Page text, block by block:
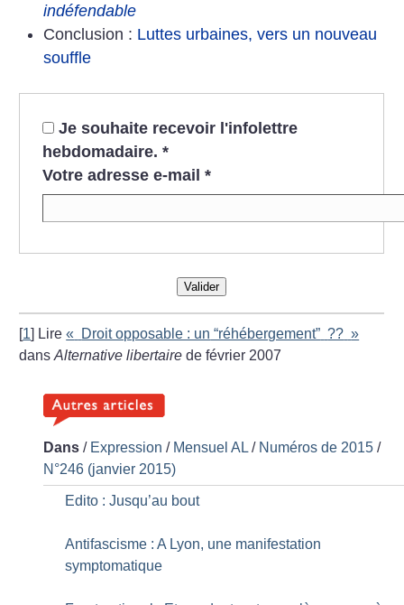
indéfendable
Conclusion : Luttes urbaines, vers un nouveau
souffle
Je souhaite recevoir l'infolettre
hebdomadaire. *
Votre adresse e-mail *
Valider
[1] Lire« Droit opposable : un “réhébergement” ?? »
dansAlternative libertaire de février 2007
Dans / Expression / Mensuel AL / Numéros de 2015 /
N°246 (janvier 2015)
Edito : Jusqu’au bout
Antifascisme : A Lyon, une manifestation
symptomatique